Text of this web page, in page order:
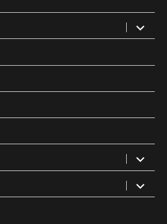
öffnen
öffnen
öffnen